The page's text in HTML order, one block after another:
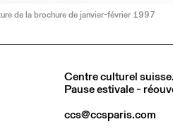
de la brochure de janvier-février 1997
Centre culturel
Pause estivale -
ccs@ccsparis.com